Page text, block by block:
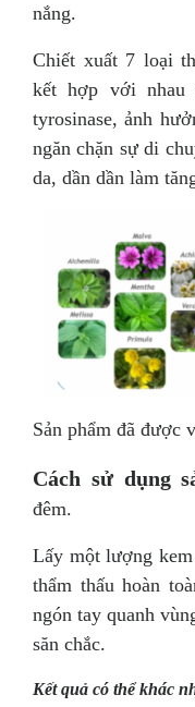
nắng.
Chiết xuất 7 loại
kết hợp với nhau
tyrosinase, ảnh
ngăn chặn sự di
da, dần dần làm
Sản phẩm đã được
Cách sử dụng
đêm.
Lấy một lượng kem
thẩm thấu hoàn
ngón tay quanh
săn chắc.
Kết quả có thể khác